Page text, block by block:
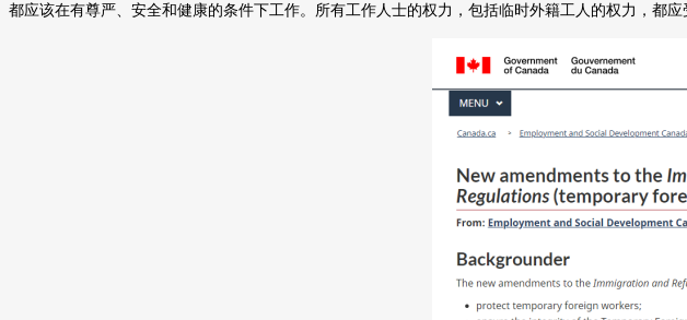
都应该在有尊严、安全和健康的条件下工作。所有工作人士的权力，包括临时外籍工人的权力，都应